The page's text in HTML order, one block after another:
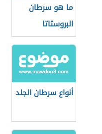
ما هو سرطان
البروستاتا
أنواع سرطان الجلد